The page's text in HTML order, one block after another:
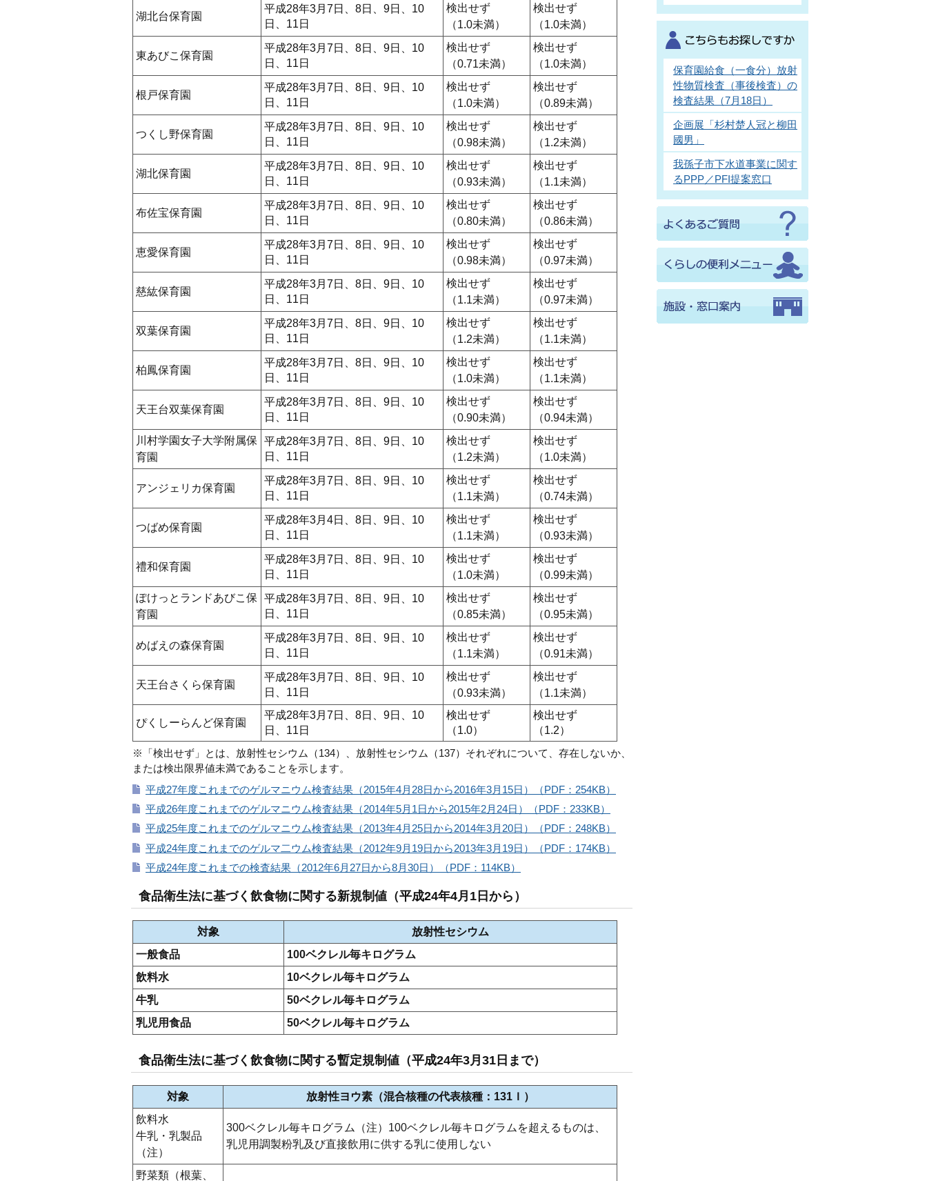
湖北台保育園
平成28年3月7日、8日、9日、10
日、11日
検出せず
（1.0未満）
検出せず
（1.0未満）
東あびこ保育園
平成28年3月7日、8日、9日、10
日、11日
検出せず
（0.71未満）
検出せず
（1.0未満）
根戸保育園
平成28年3月7日、8日、9日、10
日、11日
検出せず
（1.0未満）
検出せず
（0.89未満）
つくし野保育園
平成28年3月7日、8日、9日、10
日、11日
検出せず
（0.98未満）
検出せず
（1.2未満）
湖北保育園
平成28年3月7日、8日、9日、10
日、11日
検出せず
（0.93未満）
検出せず
（1.1未満）
布佐宝保育園
平成28年3月7日、8日、9日、10
日、11日
検出せず
（0.80未満）
検出せず
（0.86未満）
恵愛保育園
平成28年3月7日、8日、9日、10
日、11日
検出せず
（0.98未満）
検出せず
（0.97未満）
慈紘保育園
平成28年3月7日、8日、9日、10
日、11日
検出せず
（1.1未満）
検出せず
（0.97未満）
双葉保育園
平成28年3月7日、8日、9日、10
日、11日
検出せず
（1.2未満）
検出せず
（1.1未満）
柏鳳保育園
平成28年3月7日、8日、9日、10
日、11日
検出せず
（1.0未満）
検出せず
（1.1未満）
天王台双葉保育園
平成28年3月7日、8日、9日、10
日、11日
検出せず
（0.90未満）
検出せず
（0.94未満）
川村学園女子大学附属保
育園
平成28年3月7日、8日、9日、10
日、11日
検出せず
（1.2未満）
検出せず
（1.0未満）
アンジェリカ保育園
平成28年3月7日、8日、9日、10
日、11日
検出せず
（1.1未満）
検出せず
（0.74未満）
つばめ保育園
平成28年3月4日、8日、9日、10
日、11日
検出せず
（1.1未満）
検出せず
（0.93未満）
禮和保育園
平成28年3月7日、8日、9日、10
日、11日
検出せず
（1.0未満）
検出せず
（0.99未満）
ぽけっとランドあびこ保
育園
平成28年3月7日、8日、9日、10
日、11日
検出せず
（0.85未満）
検出せず
（0.95未満）
めばえの森保育園
平成28年3月7日、8日、9日、10
日、11日
検出せず
（1.1未満）
検出せず
（0.91未満）
天王台さくら保育園
平成28年3月7日、8日、9日、10
日、11日
検出せず
（0.93未満）
検出せず
（1.1未満）
ぴくしーらんど保育園
平成28年3月7日、8日、9日、10
日、11日
検出せず
（1.0）
検出せず
（1.2）
※「検出せず」とは、放射性セシウム（134）、放射性セシウム（137）それぞれについて、存在しないか、
または検出限界値未満であることを示します。
平成27年度これまでのゲルマニウム検査結果（2015年4月28日から2016年3月15日）（PDF：254KB）
平成26年度これまでのゲルマニウム検査結果（2014年5月1日から2015年2月24日）（PDF：233KB）
平成25年度これまでのゲルマニウム検査結果（2013年4月25日から2014年3月20日）（PDF：248KB）
平成24年度これまでのゲルマ二ウム検査結果（2012年9月19日から2013年3月19日）（PDF：174KB）
平成24年度これまでの検査結果（2012年6月27日から8月30日）（PDF：114KB）
食品衛生法に基づく飲食物に関する新規制値（平成24年4月1日から）
対象
放射性セシウム
一般食品
100ベクレル毎キログラム
飲料水
10ベクレル毎キログラム
牛乳
50ベクレル毎キログラム
乳児用食品
50ベクレル毎キログラム
食品衛生法に基づく飲食物に関する暫定規制値（平成24年3月31日まで）
対象
放射性ヨウ素（混合核種の代表核種：131Ｉ）
飲料水
牛乳・乳製品
（注）
300ベクレル毎キログラム（注）100ベクレル毎キログラムを超えるものは、
乳児用調製粉乳及び直接飲用に供する乳に使用しない
野菜類（根葉、
保育園給食（一食分）放射
性物質検査（事後検査）の
検査結果（7月18日）
企画展「杉村楚人冠と柳田
國男」
我孫子市下水道事業に関す
るPPP／PFI提案窓口